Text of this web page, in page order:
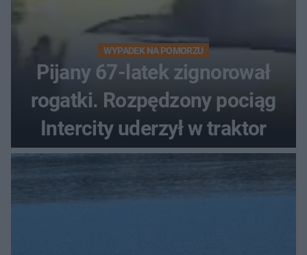
WYPADEK NA POMORZU
Pijany 67-latek zignorował
rogatki. Rozpędzony pociąg
Intercity uderzył w traktor